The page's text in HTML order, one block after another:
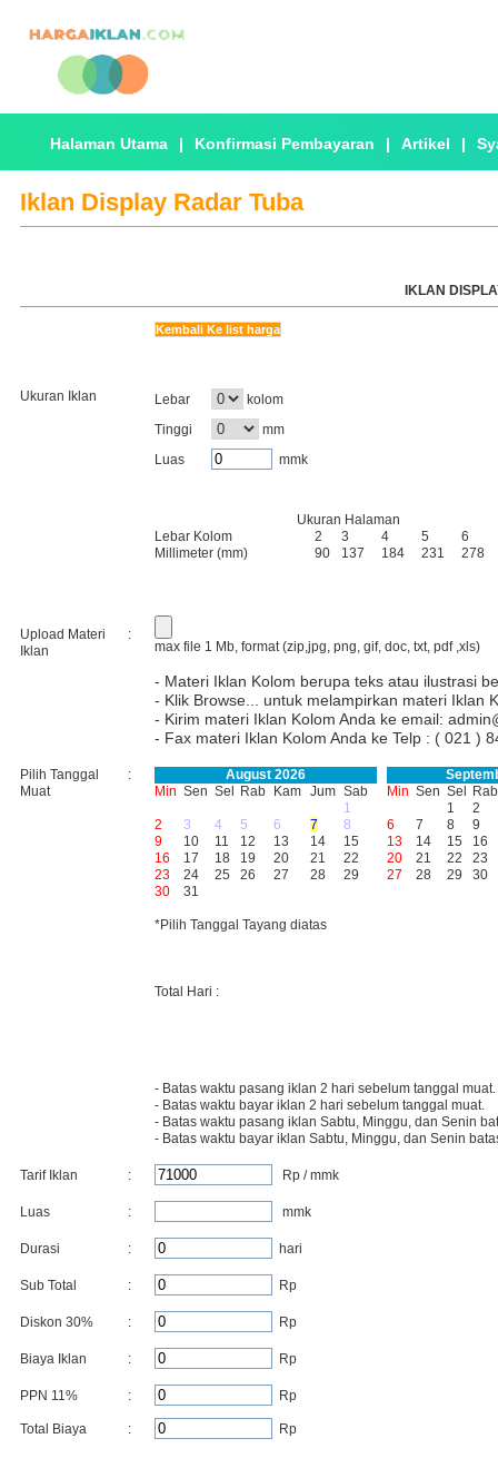
Halaman Utama | Konfirmasi Pembayaran | Artikel |
Iklan Display Radar Tuba
IKLAN
Kembali Ke list harga
Ukuran Iklan Lebar
kolom
Tinggi
mm
Luas
mmk
Ukuran Halaman
Lebar Kolom
2 3 4 5
6
Millimeter (mm)
90 137 184 231 278
Upload Materi
Iklan
:
max file 1 Mb, format (zip,jpg, png, gif, doc, txt, pdf ,xls)
- Materi Iklan Kolom berupa teks atau ilustrasi
- Klik Browse... untuk melampirkan materi Iklan
- Kirim materi Iklan Kolom Anda ke email:
- Fax materi Iklan Kolom Anda ke Telp : ( 021 )
Pilih Tanggal
Muat
:
August 2026
Min Sen Sel Rab Kam Jum Sab
1
2
3 4 5 6 7
8
9
10 11 12 13 14
15
16
17 18 19 20 21
22
23
24 25 26 27 28
29
30
31
Min Sen Sel
Rab
1
2
6
7 8
9
13
14 15
16
20
21 22
23
27
28 29 30
*Pilih Tanggal Tayang diatas
Total Hari :
- Batas waktu pasang iklan 2 hari sebelum tanggal muat.
- Batas waktu bayar iklan 2 hari sebelum tanggal muat.
- Batas waktu pasang iklan Sabtu, Minggu, dan Senin
- Batas waktu bayar iklan Sabtu, Minggu, dan Senin
Tarif Iklan : Rp / mmk
Luas : mmk
Durasi : hari
Sub Total : Rp
Diskon 30% : Rp
Biaya Iklan : Rp
PPN 11% : Rp
Total Biaya : Rp